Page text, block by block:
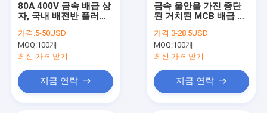
소식
케이스
80A 400V 금속 배급 상
자, 국내 배전반 플러시
가격:5-50USD
MOQ:100개
최신 가격 받기
지금 연락
금속 울안을 가진 중단
된 거치된 MCB 배급 상
가격:3-28.5USD
MOQ:100개
최신 가격 받기
지금 연락